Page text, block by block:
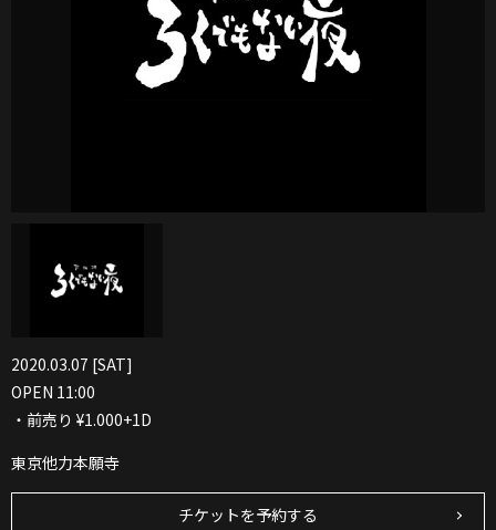
2020.03.07 [SAT]
OPEN 11:00
・前売り ¥1.000+1D
東京他力本願寺
チケットを予約する